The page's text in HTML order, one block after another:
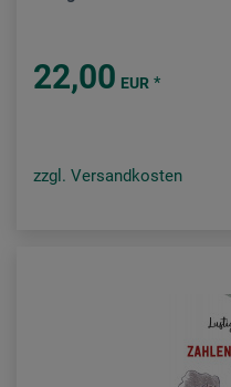
22,00 EUR *
zzgl. Versandkosten